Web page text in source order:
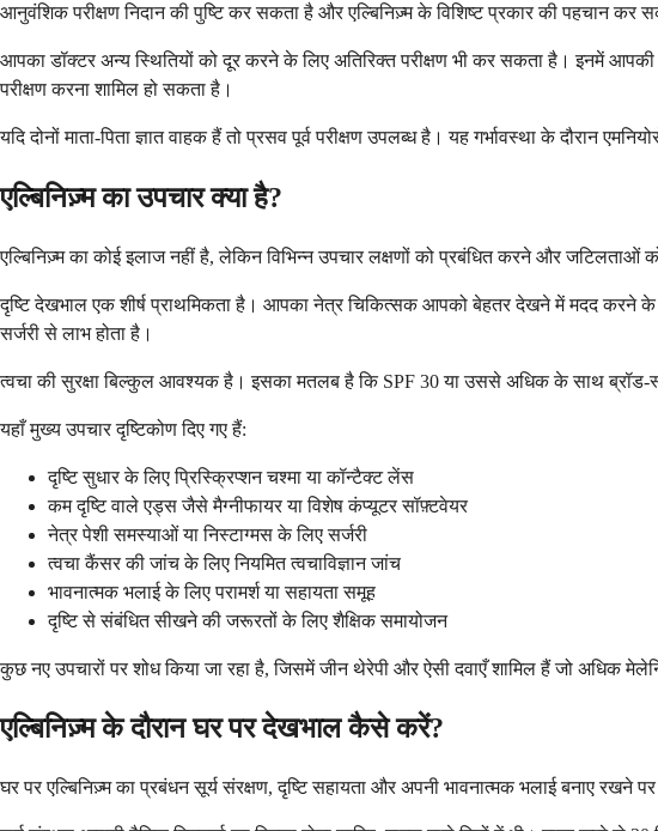
आनुवंशिक परीक्षण निदान की पुष्टि कर सकता है और एल्बिनिज़्म के विशिष्ट प्रकार की पहचान कर
आपका डॉक्टर अन्य स्थितियों को दूर करने के लिए अतिरिक्त परीक्षण भी कर सकता है। इनमें आपकी
परीक्षण करना शामिल हो सकता है।
यदि दोनों माता-पिता ज्ञात वाहक हैं तो प्रसव पूर्व परीक्षण उपलब्ध है। यह गर्भावस्था के दौरान
एल्बिनिज़्म का उपचार क्या है?
एल्बिनिज़्म का कोई इलाज नहीं है, लेकिन विभिन्न उपचार लक्षणों को प्रबंधित करने और
दृष्टि देखभाल एक शीर्ष प्राथमिकता है। आपका नेत्र चिकित्सक आपको बेहतर देखने में मदद करने
सर्जरी से लाभ होता है।
त्वचा की सुरक्षा बिल्कुल आवश्यक है। इसका मतलब है कि SPF 30 या उससे अधिक के साथ
यहाँ मुख्य उपचार दृष्टिकोण दिए गए हैं:
दृष्टि सुधार के लिए प्रिस्क्रिप्शन चश्मा या कॉन्टैक्ट लेंस
कम दृष्टि वाले एड्स जैसे मैग्नीफायर या विशेष कंप्यूटर सॉफ़्टवेयर
नेत्र पेशी समस्याओं या निस्टाग्मस के लिए सर्जरी
त्वचा कैंसर की जांच के लिए नियमित त्वचाविज्ञान जांच
भावनात्मक भलाई के लिए परामर्श या सहायता समूह
दृष्टि से संबंधित सीखने की जरूरतों के लिए शैक्षिक समायोजन
कुछ नए उपचारों पर शोध किया जा रहा है, जिसमें जीन थेरेपी और ऐसी दवाएँ शामिल हैं जो अधिक
एल्बिनिज़्म के दौरान घर पर देखभाल कैसे करें?
घर पर एल्बिनिज़्म का प्रबंधन सूर्य संरक्षण, दृष्टि सहायता और अपनी भावनात्मक भलाई बनाए